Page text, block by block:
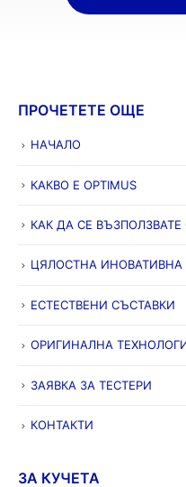
ПРОЧЕТЕТЕ ОЩЕ
НАЧАЛО
КАКВО Е OPTIMUS
КАК ДА СЕ ВЪЗПОЛЗВАТЕ
ЦЯЛОСТНА
ЕСТЕСТВЕНИ СЪСТАВКИ
ОРИГИНАЛНА
ЗАЯВКА ЗА ТЕСТЕРИ
КОНТАКТИ
ЗА КУЧЕТА